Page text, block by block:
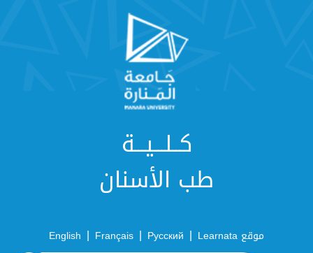
كــلـــيـــة
طب الأسنان
موقع Learnata |
Русский
|
Français
|
English